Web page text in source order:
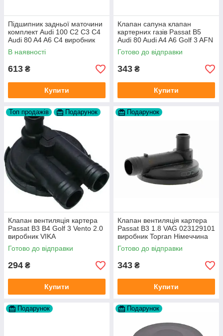
Підшипник задньої маточини
комплект Audi 100 C2 C3 C4
Audi 80 A4 A6 C4 виробник
FAG
В наявності
613 ₴
Купити
Клапан сапуна клапан
картерних газів Passat B5
Audi 80 Audi A4 A6 Golf 3 AFN
1Y AAZ 1Z AFF AEY AAZ AHB
AHU
Готово до відправки
343 ₴
Купити
Топ продажів Подарунок
Клапан вентиляція картера
Passat B3 B4 Golf 3 Vento 2.0
виробник VIKA
Готово до відправки
294 ₴
Купити
Подарунок
Клапан вентиляція картера
Passat B3 1.8 VAG 023129101
виробник Topran Німеччина
Готово до відправки
343 ₴
Купити
Подарунок Подарунок